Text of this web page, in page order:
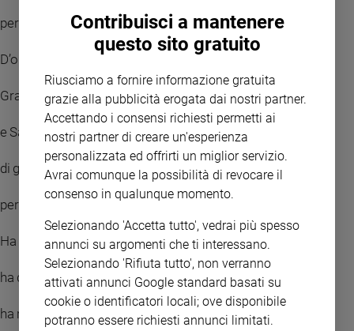
perché ha guardato l’umiltà della sua serva.
D’ora in poi tutte le generazioni mi chiameranno beata.
Grandi cose ha fatto per me l’Onnipotente
e Santo è il suo nome;
di generazione in generazione la sua misericordia
per quelli che lo temono.
Ha spiegato la potenza del suo braccio,
ha disperso i superbi nei pensieri del loro cuore;
ha rovesciato i potenti dai troni,
Contribuisci a mantenere
questo sito gratuito
Riusciamo a fornire informazione gratuita
grazie alla pubblicità erogata dai nostri partner.
Accettando i consensi richiesti permetti ai
nostri partner di creare un'esperienza
personalizzata ed offrirti un miglior servizio.
Avrai comunque la possibilità di revocare il
consenso in qualunque momento.
Selezionando 'Accetta tutto', vedrai più spesso
annunci su argomenti che ti interessano.
Selezionando 'Rifiuta tutto', non verranno
attivati annunci Google standard basati su
cookie o identificatori locali; ove disponibile
potranno essere richiesti annunci limitati.